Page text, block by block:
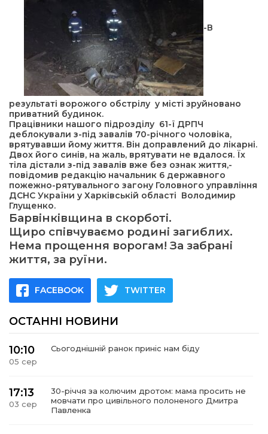
-В
результаті ворожого обстрілу у місті зруйновано
приватний будинок.
Працівники нашого підрозділу 61-ї ДРПЧ
деблокували з-під завалів 70-річного чоловіка,
врятувавши йому життя. Він доправлений до лікарні.
Двох його синів, на жаль, врятувати не вдалося. Їх
тіла дістали з-під завалів вже без ознак життя,-
повідомив редакцію начальник 6 державного
пожежно-рятувального загону Головного управління
ДСНС України у Харківській області Володимир
Глущенко.
Барвінківщина в скорботі.
Щиро співчуваємо родині загиблих.
Нема прощення ворогам! За забрані
життя, за руїни.
FACEBOOK TWITTER
ОСТАННІ НОВИНИ
10:10
05 сер
Сьогоднішній ранок приніс нам біду
17:13
03 сер
30-річчя за колючим дротом: мама просить не
мовчати про цивільного полоненого Дмитра
Павленка